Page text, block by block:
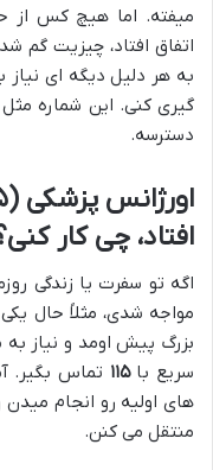
میفته. اما هیچ کس از
اتفاق افتاد، چیزیت گم
به هر دلیل دیگه ای
گیری کنی. این شماره
دسترسه.
افتاد، چی کار
اگه تو سفرت یا زندگی
مواجه شدی، مثلاً حال
بزرگ پیش اومد و نیاز
سریع با۱۱۵ تماس بگیر.
های اولیه رو انجام میدن
منتقل می کنن.